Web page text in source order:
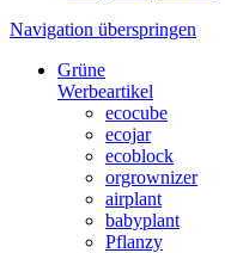
Navigation überspringen
Grüne
Werbeartikel
ecocube
ecojar
ecoblock
orgrownizer
airplant
babyplant
Pflanzy